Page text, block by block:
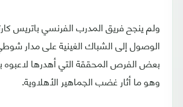
ولم ينجح فريق المدرب الفرنسي باتريس
الوصول إلى الشباك الغينية على مدار
بعض الفرص المحققة التي أهدرها لاعبوه
وهو ما أثار غضب الجماهير الأهلاوية.